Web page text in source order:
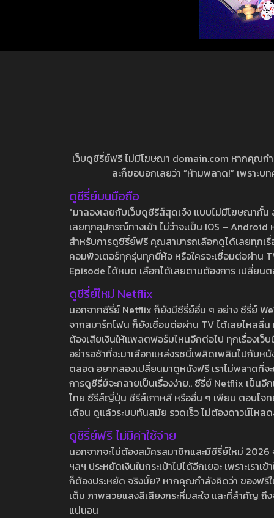
เว็บดูซีรี่ย์ฟรี ไม่มีโฆษณา domain.com หากคุณก
ละก็ขอบอกเลยว่า “ห้ามพลาด!” เพราะ
ดูซีรี่ย์บนมือถือ
"มาลองเลยกับเว็บดูซีรีส์สุดเจ๋ง แบบไม่มีโฆษณากั้
เลยทุกอุปกรณ์ทางเข้า ไม่ว่าจะเป็น IOS –
สำหรับการดูซีรี่ย์ฟรี คุณสามารถเลือกดูได้เลยทุกเ
คอมพิวเตอร์ทุกรุ่นทุกยี่ห้อ หรือใครจะเชื่อมต่อผ่าน
Episode ได้หมด เลือกได้เลยตามต้องการ เปลี่ยน
ดูซีรี่ย์ใหม่ Netflix
นอกจากซีรี่ย์ Netflix ก็ยังมีซีรี่ย์อื่น ๆ อย่าง ซีรี่ย์
จากสมาร์ทโฟน ก็ยังเชื่อมต่อผ่าน TV ได้เลยไหลลื่
ต้องเสียเงินให้แพลตฟอร์มไหนอีกต่อไป ทุกเรื่องเว็
อย่ารอช้าที่จะมาเลือกแหล่งรชนี้เพลิดเพลินไปกับห
ตลอด อยากลองเปลี่ยนมาดูหนังฟรี เราไม่พลาดที่
การดูซีรี่ย์จะกลายเป็นเรื่องง่าย.. ซีรี่ย์ Netflix เป็น
ไทย ซีรีส์ญี่ปุ่น ซีรีส์เกาหลี หรืออื่น ๆ เพียบ ตอบโจท
เดือน ดูแล้วระบบทันสมัย รวดเร็ว ไม่ต้องดาวน์โห
ดูซีรี่ย์ฟรี ไม่มีค่าใช้จ่าย
นอกจากจะไม่ต้องสมัครสมาชิกและมีซีรี่ย์ใหม่
ฯลฯ ประหยัดเงินในกระเป๋าไปได้อีกเยอะ เพราะเร
ก็ต้องประหยัด จริงมั้ย? หากคุณกำลังคิดว่า ของฟ
เต็ม ภาพสวยแสงสีเสียงกระหึ่มสะใจ และที่สำคัญ
แน่นอน